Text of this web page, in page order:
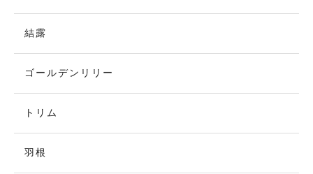
結露
ゴールデンリリー
トリム
羽根